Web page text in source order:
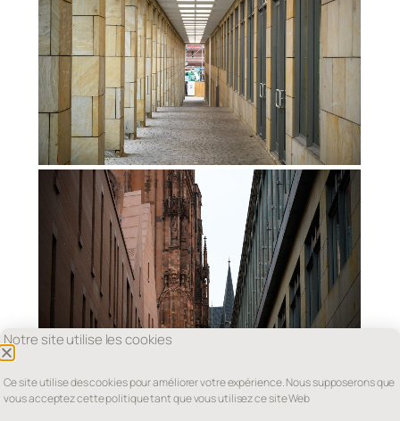
Notre site utilise les cookies
Ce site utilise des cookies pour améliorer votre expérience. Nous supposerons que
vous acceptez cette politique tant que vous utilisez ce site Web